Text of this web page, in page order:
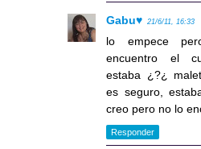
Gabu♥ 21/6/11, 16:33
lo empece
encuentro el
estaba ¿?¿
es seguro,
creo pero no lo
Responder